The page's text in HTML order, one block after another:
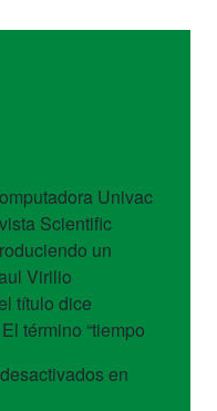
Univac
Scientific
un
Virilio
título dice
término “tiempo
en